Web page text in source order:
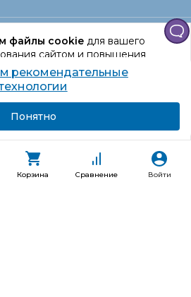
Корзина Сравнение Войти
файлы cookieдля вашего
сайтом и повышения
рекомендаций.
сайта, вы даете
персональных данных
рекомендательные
Понятно